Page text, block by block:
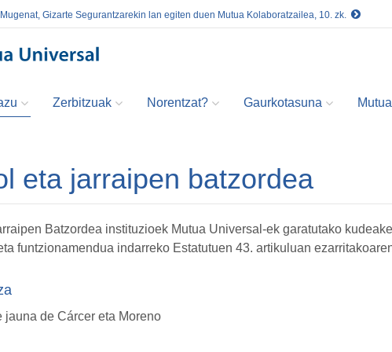
Gizarte Segurantzarekin lan egiten duen Mutua Kolaboratzailea, 10. zk.
Zerbitzuak Norentzat? Gaurkotasuna
eta jarraipen batzordea
Batzordea instituzioek Mutua Universal-ek garatutako
funtzionamendua indarreko Estatutuen 43. artikuluan
jauna de Cárcer eta Moreno